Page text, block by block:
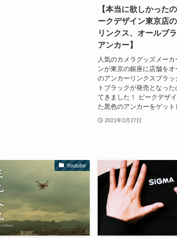
【本当に欲しかった
ークデザイン東京店
リンクス、オールブ
アンカー】
人気のカメラグッズメー
ンが東京の銀座に店舗を
のアンカーリンクスブラッ
トブラックが発売となっ
てきました！ ピークデザ
た黒色のアンカーをゲット
2021年3月27日
Youtube